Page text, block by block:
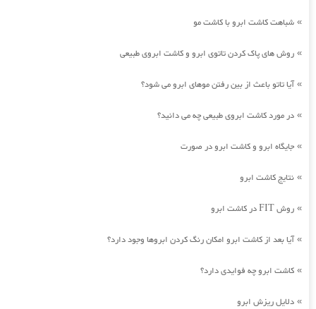
» شباهت کاشت ابرو با کاشت مو
» روش های پاک کردن تاتوی ابرو و کاشت ابروی طبیعی
»آیا تاتو باعث از بین رفتن موهای ابرو می شود؟
» در مورد کاشت ابروی طبیعی چه می دانید؟
» جایگاه ابرو و کاشت ابرو در صورت
» نتایج کاشت ابرو
» روش FIT در کاشت ابرو
»آیا بعد از کاشت ابرو امکان رنگ کردن ابروها وجود دارد؟
» کاشت ابرو چه فوایدی دارد؟
» دلایل ریزش ابرو